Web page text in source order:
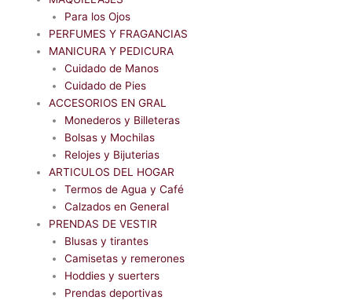
Para los Ojos
PERFUMES Y FRAGANCIAS
MANICURA Y PEDICURA
Cuidado de Manos
Cuidado de Pies
ACCESORIOS EN GRAL
Monederos y Billeteras
Bolsas y Mochilas
Relojes y Bijuterias
ARTICULOS DEL HOGAR
Termos de Agua y Café
Calzados en General
PRENDAS DE VESTIR
Blusas y tirantes
Camisetas y remerones
Hoddies y suerters
Prendas deportivas